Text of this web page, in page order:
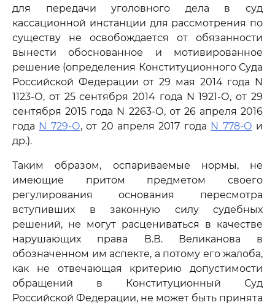
для передачи уголовного дела в суд
кассационной инстанции для рассмотрения по
существу не освобождается от обязанности
вынести обоснованное и мотивированное
решение (определения Конституционного Суда
Российской Федерации от 29 мая 2014 года N
1123-О, от 25 сентября 2014 года N 1921-О, от 29
сентября 2015 года N 2263-О, от 26 апреля 2016
года N 729-О, от 20 апреля 2017 года N 778-О и
др.).
Таким образом, оспариваемые нормы, не
имеющие притом предметом своего
регулирования основания пересмотра
вступивших в законную силу судебных
решений, не могут расцениваться в качестве
нарушающих права В.В. Великанова в
обозначенном им аспекте, а потому его жалоба,
как не отвечающая критерию допустимости
обращений в Конституционный Суд
Российской Федерации, не может быть принята